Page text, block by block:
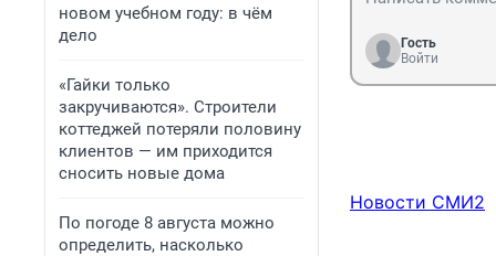
новом учебном году: в чём
дело
«Гайки только
закручиваются». Строители
коттеджей потеряли половину
клиентов — им приходится
сносить новые дома
По погоде 8 августа можно
определить, насколько
Гость
Войти
Новости СМИ2